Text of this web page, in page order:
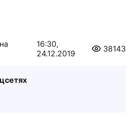
16:30,
24.12.2019
38143